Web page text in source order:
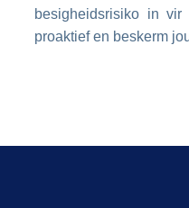
besigheidsrisiko in
proaktief en beskerm